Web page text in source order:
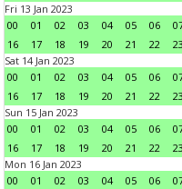
Fri 13 Jan 2023
00
01 02 03 04 05 06
16
17 18 19 20 21 22
23
Sat 14 Jan 2023
00
01 02 03 04 05 06
16
17 18 19 20 21 22
23
Sun 15 Jan 2023
00
01 02 03 04 05 06
16
17 18 19 20 21 22
23
Mon 16 Jan 2023
00
01 02 03 04 05 06